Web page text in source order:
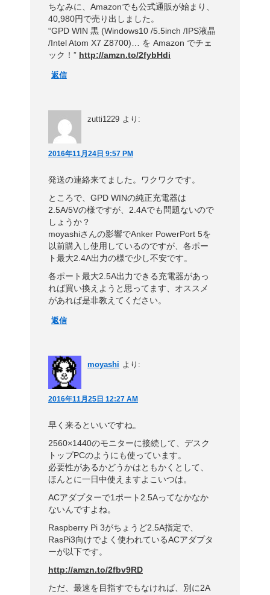
ちなみに、Amazonでも公式通販が始まり、
40,980円で売り出しました。
“GPD WIN 黒 (Windows10 /5.5inch /IPS液晶
/Intel Atom X7 Z8700)… を Amazon でチェ
ック！” http://amzn.to/2fybHdi
返信
zutti1229 より:
2016年11月24日 9:57 PM
発送の連絡来てました。ワクワクです。
ところで、GPD WINの純正充電器は
2.5A/5Vの様ですが、2.4Aでも問題ないので
しょうか？
moyashiさんの影響でAnker PowerPort 5を
以前購入し使用しているのですが、各ポー
ト最大2.4A出力の様で少し不安です。
各ポート最大2.5A出力できる充電器があっ
れば買い換えようと思ってます、オススメ
があれば是非教えてください。
返信
moyashi より:
2016年11月25日 12:27 AM
早く来るといいですね。
2560×1440のモニターに接続して、デスク
トップPCのようにも使っています。
必要性があるかどうかはともかくとして、
ほんとに一日中使えますよこいつは。
ACアダプターで1ポート2.5Aってなかなか
ないんですよね。
Raspberry Pi 3がちょうど2.5A指定で、
RasPi3向けでよく使われているACアダプタ
ーが以下です。
http://amzn.to/2fbv9RD
ただ、最速を目指すでもなければ、別に2A